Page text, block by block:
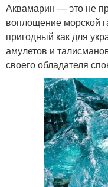
Аквамарин — это не
воплощение морской
пригодный как для
амулетов и
своего обладателя